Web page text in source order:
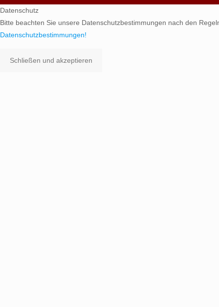
Datenschutz
Bitte beachten Sie unsere Datenschutzbestimmungen nach den
Datenschutzbestimmungen!
Schließen und akzeptieren